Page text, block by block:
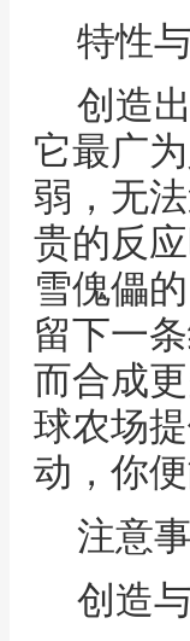
特性
创造
它最广
弱，无
贵的反
雪傀儡
留下一
而合成
球农场
动，你
注意
创造